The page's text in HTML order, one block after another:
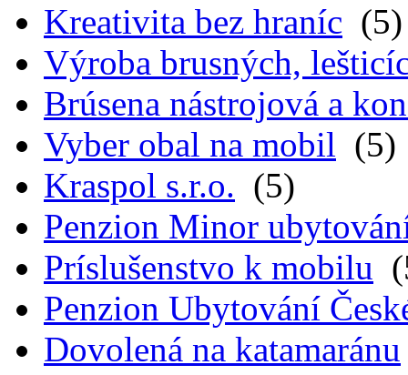
Kreativita bez hraníc (5)
Výroba brusných,
Brúsena nástrojová a
Vyber obal na mobil (5)
Kraspol s.r.o. (5)
Penzion Minor
Príslušenstvo k mobilu
Penzion Ubytování
Dovolená na katamaránu